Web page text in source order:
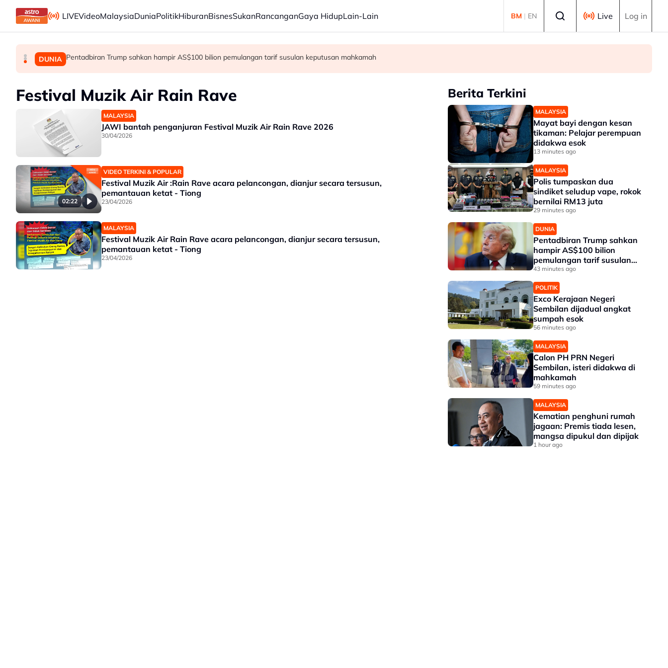
Skip to main content
LIVEVideoMalaysiaDuniaPolitikHiburanBisnesSukanRancanganGaya HidupLain-Lain BM | EN Live Log in
MALAYSIA Mayat bayi dengan kesan tikaman: Pelajar perempuan didakwa esok
MALAYSIA Polis tumpaskan dua sindiket seludup vape, rokok bernilai RM13 juta
DUNIA Pentadbiran Trump sahkan hampir AS$100 bilion pemulangan tarif susulan keputusan mahkamah
Festival Muzik Air Rain Rave
MALAYSIA
JAWI bantah penganjuran Festival Muzik Air Rain Rave 2026
30/04/2026
02:22
VIDEO TERKINI & POPULAR
Festival Muzik Air :Rain Rave acara pelancongan, dianjur secara tersusun,
pemantauan ketat - Tiong
23/04/2026
MALAYSIA
Festival Muzik Air Rain Rave acara pelancongan, dianjur secara tersusun,
pemantauan ketat - Tiong
23/04/2026
Berita Terkini
MALAYSIA
Mayat bayi dengan kesan
tikaman: Pelajar perempuan
didakwa esok
13 minutes ago
MALAYSIA
Polis tumpaskan dua
sindiket seludup vape, rokok
bernilai RM13 juta
29 minutes ago
DUNIA
Pentadbiran Trump sahkan
hampir AS$100 bilion
pemulangan tarif susulan
keputusan mahkamah
43 minutes ago
POLITIK
Exco Kerajaan Negeri
Sembilan dijadual angkat
sumpah esok
56 minutes ago
MALAYSIA
Calon PH PRN Negeri
Sembilan, isteri didakwa di
mahkamah
59 minutes ago
MALAYSIA
Kematian penghuni rumah
jagaan: Premis tiada lesen,
mangsa dipukul dan dipijak
1 hour ago